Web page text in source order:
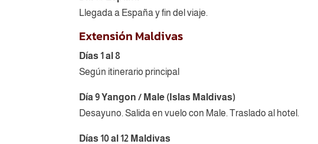
Llegada a España y fin del viaje.
Extensión Maldivas
Días 1 al 8
Según itinerario principal
Día 9 Yangon / Male (Islas Maldivas)
Desayuno. Salida en vuelo con Male. Traslado al hotel.
Días 10 al 12 Maldivas